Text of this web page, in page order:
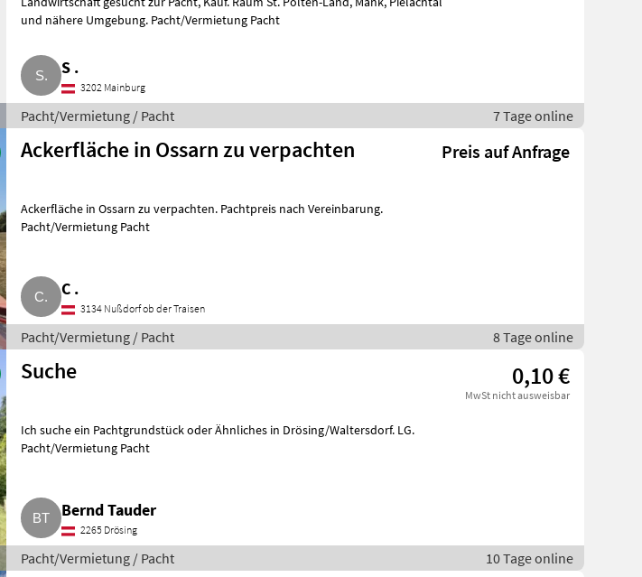
und nähere Umgebung. Pacht/Vermietung Pacht
S .
3202 Mainburg
Pacht/Vermietung / Pacht 7 Tage online
Ackerfläche in Ossarn zu verpachten Preis auf Anfrage
Ackerfläche in Ossarn zu verpachten. Pachtpreis nach Vereinbarung.
Pacht/Vermietung Pacht
C .
3134 Nußdorf ob der Traisen
Pacht/Vermietung / Pacht 8 Tage online
Suche 0,10 €
MwSt nicht ausweisbar
Ich suche ein Pachtgrundstück oder Ähnliches in Drösing/Waltersdorf. LG.
Pacht/Vermietung Pacht
Bernd Tauder
2265 Drösing
Pacht/Vermietung / Pacht 10 Tage online